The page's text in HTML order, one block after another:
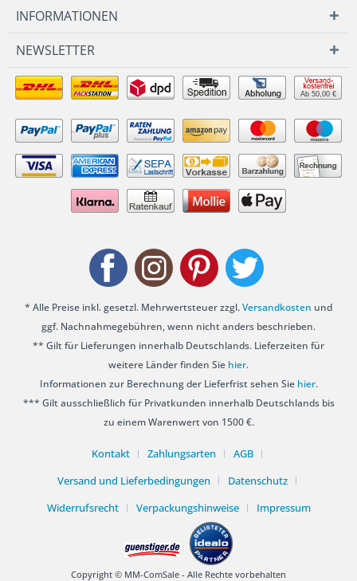
INFORMATIONEN
NEWSLETTER
Ab 50,00 €
* Alle Preise inkl. gesetzl. Mehrwertsteuer zzgl.Versandkosten und
ggf. Nachnahmegebühren, wenn nicht anders beschrieben.
** Gilt für Lieferungen innerhalb Deutschlands. Lieferzeiten für
weitere Länder finden Sie hier.
Informationen zur Berechnung der Lieferfrist sehen Sie hier.
*** Gilt ausschließlich für Privatkunden innerhalb Deutschlands bis
zu einem Warenwert von 1500 €.
Kontakt Zahlungsarten
AGB
Versand und Lieferbedingungen
Datenschutz
Widerrufsrecht
Verpackungshinweise Impressum
Copyright © MM-ComSale - Alle Rechte vorbehalten